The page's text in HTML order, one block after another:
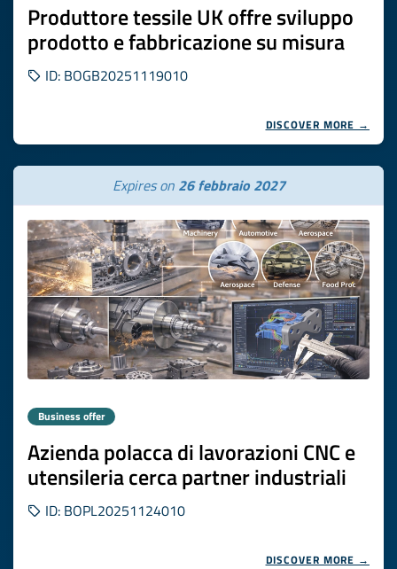
Produttore tessile UK offre sviluppo
prodotto e fabbricazione su misura
ID: BOGB20251119010
DISCOVER MORE →
Expires on 26 febbraio 2027
Business offer
Azienda polacca di lavorazioni CNC e
utensileria cerca partner industriali
ID: BOPL20251124010
DISCOVER MORE →